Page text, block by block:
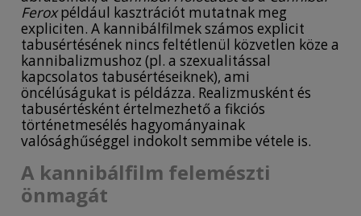
Feroxpéldául kasztrációt mutatnak meg
expliciten. A kannibálfilmek számos explicit
tabusértésének nincs feltétlenül közvetlen köze a
kannibalizmushoz (pl. a szexualitással
kapcsolatos tabusértéseiknek), ami
öncélúságukat is példázza. Realizmusként és
tabusértésként értelmezhető a fikciós
történetmesélés hagyományainak
valósághűséggel indokolt semmibe vétele is.
A kannibálfilm felemészti
önmagát